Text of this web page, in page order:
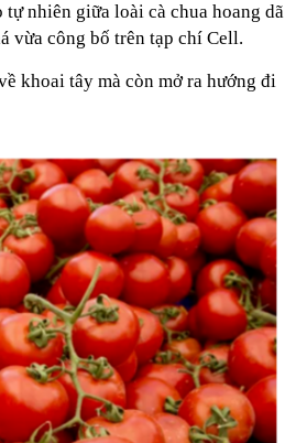
trong Vành đai 1
phạm" có liên quan đến một
và tiện lợi
nhiên giữa loài cà chua hoang dã
vừa công bố trên tạp chí Cell.
khoai tây mà còn mở ra hướng đi